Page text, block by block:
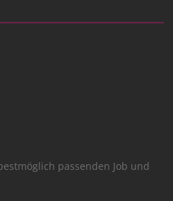
passenden Job und